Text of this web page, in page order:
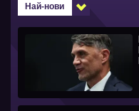
Най-нови